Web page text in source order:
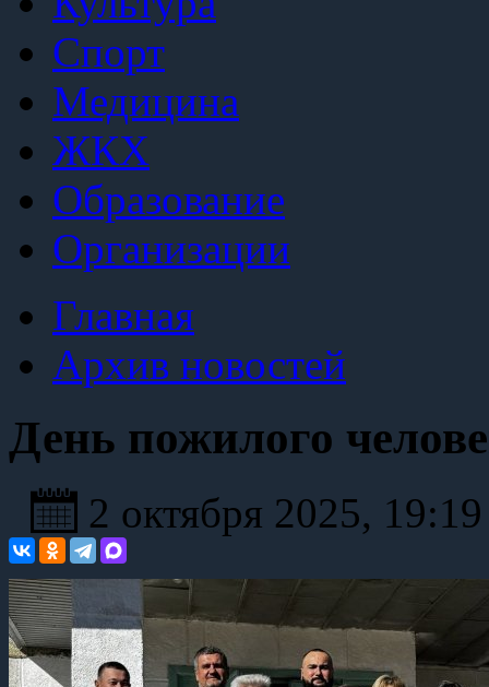
Спорт
Медицина
ЖКХ
Образование
Организации
Главная
Архив новостей
День пожилого
2 октября 2025,